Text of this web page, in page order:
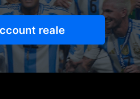
reale